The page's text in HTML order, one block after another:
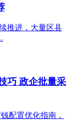
推进，大量区县
巧 政企批量采
配置优化指南，